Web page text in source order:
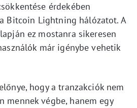
érdekében
Bitcoin Lightning hálózatot. A
ez mostanra sikeresen
már igénybe vehetik
hogy a tranzakciók nem
mennek végbe, hanem egy